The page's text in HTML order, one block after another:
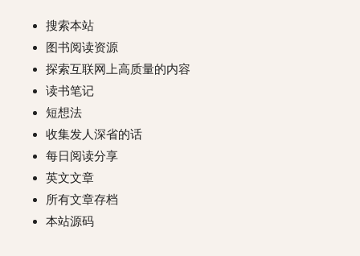
搜索本站
图书阅读资源
探索互联网上高质量的内容
读书笔记
短想法
收集发人深省的话
每日阅读分享
英文文章
所有文章存档
本站源码